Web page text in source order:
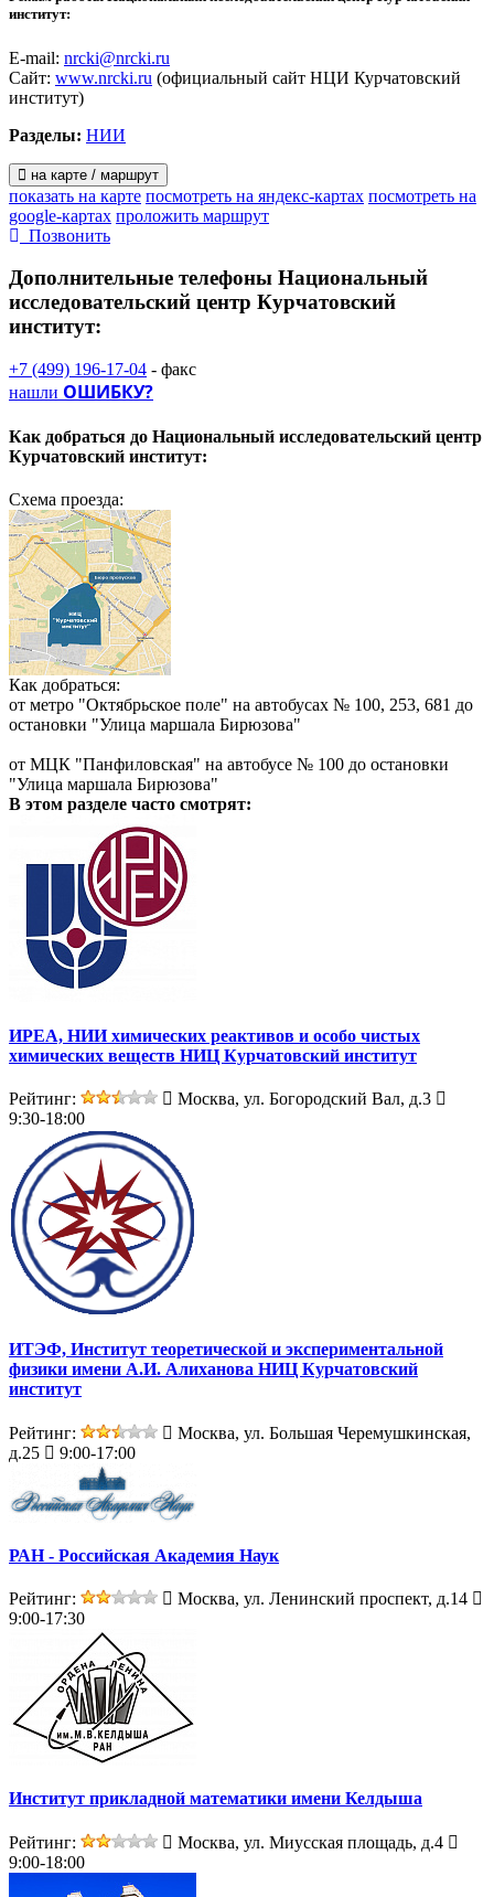
институт:
E-mail: nrcki@nrcki.ru
Сайт: www.nrcki.ru (официальный сайт НЦИ Курчатовский
институт)
Разделы: НИИ
на карте / маршрут
показать на карте посмотреть на яндекс-картах посмотреть на
google-картах проложить маршрут
Позвонить
Дополнительные телефоны Национальный
исследовательский центр Курчатовский
институт:
+7 (499) 196-17-04 - факс
нашли ОШИБКУ?
Как добраться до Национальный исследовательский центр
Курчатовский институт:
Схема проезда:
Как добраться:
от метро "Октябрьское поле" на автобусах № 100, 253, 681 до
остановки "Улица маршала Бирюзова"
от МЦК "Панфиловская" на автобусе № 100 до остановки
"Улица маршала Бирюзова"
В этом разделе часто смотрят:
ИРЕА, НИИ химических реактивов и особо чистых
химических веществ НИЦ Курчатовский институт
Рейтинг:
Москва, ул. Богородский Вал, д.3
9:30-18:00
ИТЭФ, Институт теоретической и экспериментальной
физики имени А.И. Алиханова НИЦ Курчатовский
институт
Рейтинг:
Москва, ул. Большая Черемушкинская,
д.25
9:00-17:00
РАН - Российская Академия Наук
Рейтинг:
Москва, ул. Ленинский проспект, д.14
9:00-17:30
Институт прикладной математики имени Келдыша
Рейтинг:
Москва, ул. Миусская площадь, д.4
9:00-18:00